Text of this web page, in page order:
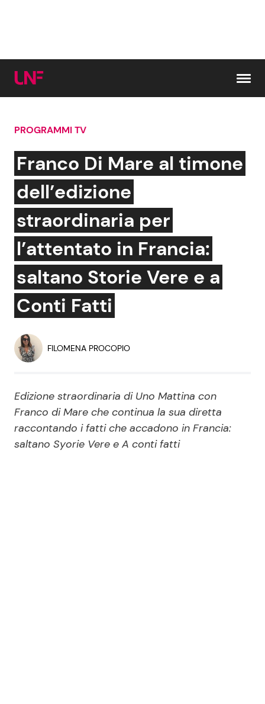
Cerca:
News e Cronaca
Attualità Italiana
Dal Mondo
Economia
Persone Scomparse
Politica
Bellezze VIP
Coppie VIP
Fiction e Serie TV
ShowBiz
News Cinema
Social News
News dal mondo
PROGRAMMI TV
Franco Di Mare al timone
dell’edizione
straordinaria per
l’attentato in Francia:
saltano Storie Vere e a
Conti Fatti
FILOMENA PROCOPIO
Edizione straordinaria di Uno Mattina con
Franco di Mare che continua la sua diretta
raccontando i fatti che accadono in Francia:
saltano Syorie Vere e A conti fatti